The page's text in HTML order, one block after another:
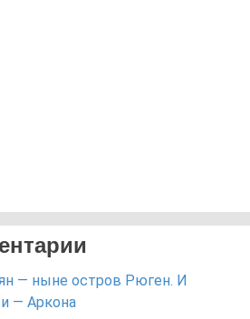
— ныне остров Рюген. И
— Аркона